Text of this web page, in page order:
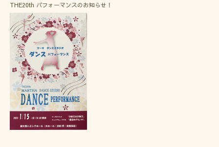
THE20th パフォーマンスのお知らせ！